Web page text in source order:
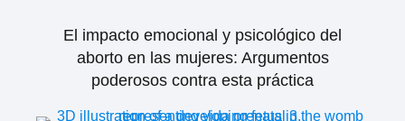
El impacto emocional y psicológico del
aborto en las mujeres: Argumentos
poderosos contra esta práctica